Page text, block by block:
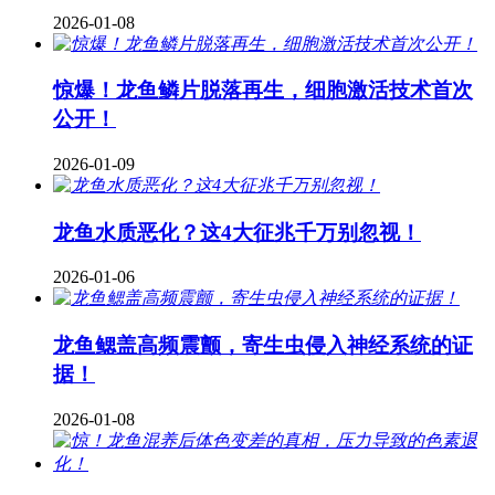
2026-01-08
惊爆！龙鱼鳞片脱落再生，细胞激活技术首次
公开！
2026-01-09
龙鱼水质恶化？这4大征兆千万别忽视！
2026-01-06
龙鱼鳃盖高频震颤，寄生虫侵入神经系统的证
据！
2026-01-08